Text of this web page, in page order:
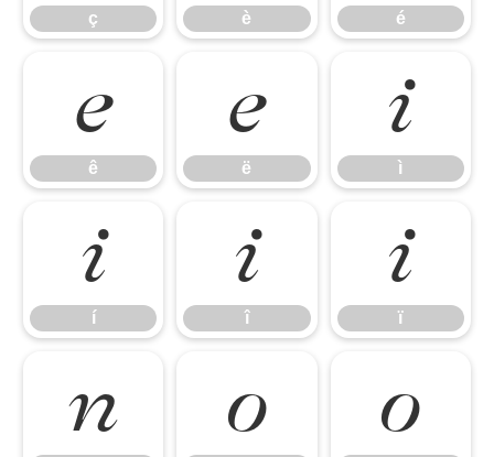
ç è é
ê
ê
ë
ë
ì
ì
í
í
î
î
ï
ï
ñ ò ó